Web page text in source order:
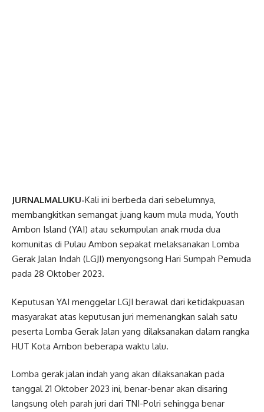
JURNALMALUKU-Kali ini berbeda dari sebelumnya,
membangkitkan semangat juang kaum mula muda, Youth
Ambon Island (YAI) atau sekumpulan anak muda dua
komunitas di Pulau Ambon sepakat melaksanakan Lomba
Gerak Jalan Indah (LGJI) menyongsong Hari Sumpah Pemuda
pada 28 Oktober 2023.
Keputusan YAI menggelar LGJI berawal dari ketidakpuasan
masyarakat atas keputusan juri memenangkan salah satu
peserta Lomba Gerak Jalan yang dilaksanakan dalam rangka
HUT Kota Ambon beberapa waktu lalu.
Lomba gerak jalan indah yang akan dilaksanakan pada
tanggal 21 Oktober 2023 ini, benar-benar akan disaring
langsung oleh parah juri dari TNI-Polri sehingga benar